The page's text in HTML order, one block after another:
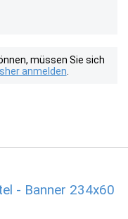
müssen Sie sich
anmelden
- Banner 234x60